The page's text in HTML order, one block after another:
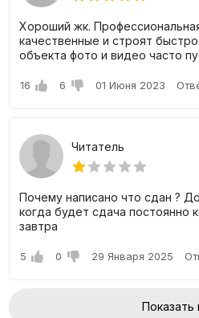
Хороший жк.
качественные и строят
объекта фото и видео часто
16 6 01 Июня 2023
Читатель
Почему написано что сдан ?
когда будет сдача постоянно
завтра
5 0 29 Января 2025
Показать